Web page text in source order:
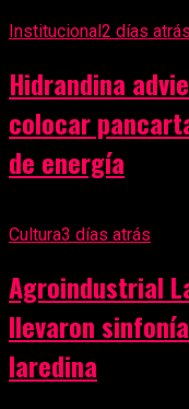
Institucional2 días atrás
Hidrandina
colocar
de energía
Cultura3 días atrás
Agroindustrial
llevaron
laredina